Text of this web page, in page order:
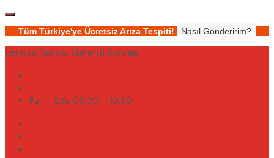
Tüm Türkiye'ye Ücretsiz Arıza Tespiti! Nasıl Gönderirim?
Lenovo Servis, Garanti Sonrası
Pzt - Cts 09.00 - 19.30